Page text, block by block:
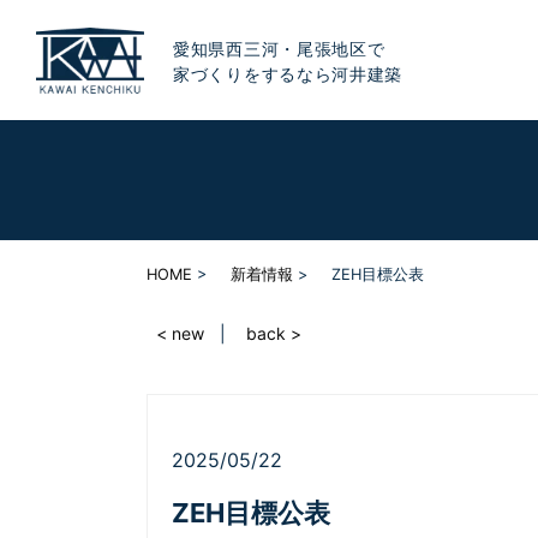
愛知県西三河・尾張地区で
家づくりをするなら河井建築
HOME 新着情報 ZEH目標公表
< new back >
2025/05/22
ZEH目標公表